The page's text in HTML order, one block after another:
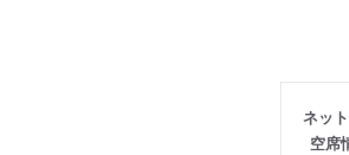
ネッ
空席